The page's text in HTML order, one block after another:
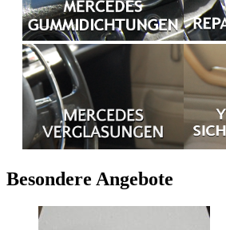
Besondere Angebote